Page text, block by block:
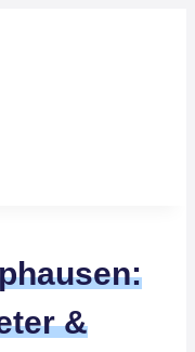
&